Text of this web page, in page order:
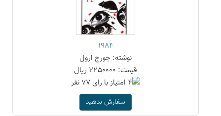
1984
نوشته: جورج ارول
قیمت: 2250000 ریال
سفارش بدهید